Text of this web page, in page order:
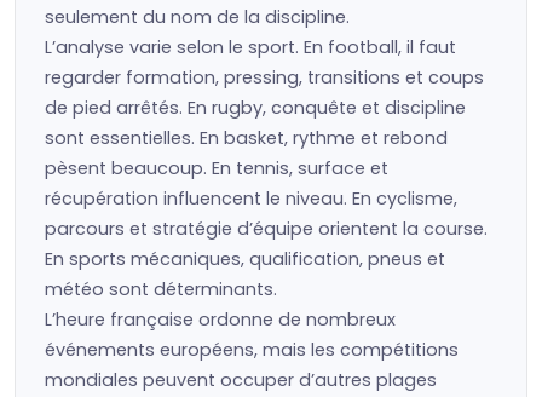
seulement du nom de la discipline.
L’analyse varie selon le sport. En football, il faut
regarder formation, pressing, transitions et coups
de pied arrêtés. En rugby, conquête et discipline
sont essentielles. En basket, rythme et rebond
pèsent beaucoup. En tennis, surface et
récupération influencent le niveau. En cyclisme,
parcours et stratégie d’équipe orientent la course.
En sports mécaniques, qualification, pneus et
météo sont déterminants.
L’heure française ordonne de nombreux
événements européens, mais les compétitions
mondiales peuvent occuper d’autres plages